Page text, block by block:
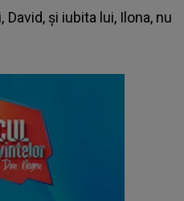
și iubita lui, Ilona, nu